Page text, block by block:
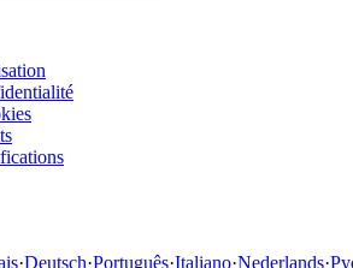
·Deutsch·Português·Italiano·Nederlands·